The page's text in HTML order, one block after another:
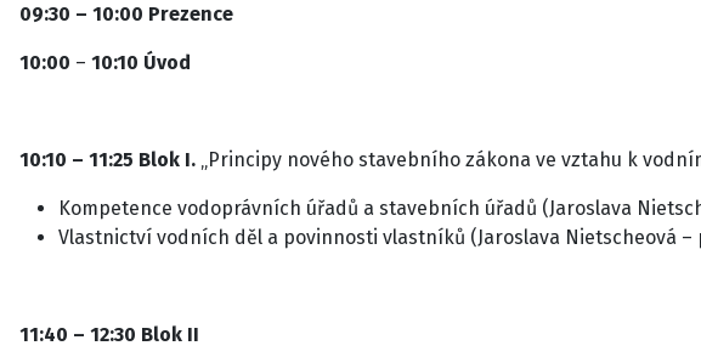
09:30 – 10:00 Prezence
10:00 – 10:10 Úvod
10:10 – 11:25 Blok I. „Principy nového stavebního zákona ve vztahu k
Kompetence vodoprávních úřadů a stavebních úřadů (Jaroslava
Vlastnictví vodních děl a povinnosti vlastníků (Jaroslava Nietscheová –
11:40 – 12:30 Blok II